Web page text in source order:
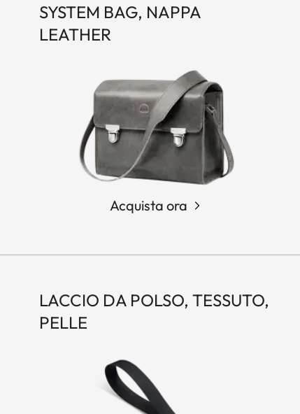
SYSTEM BAG, NAPPA
LEATHER
Acquista ora
LACCIO DA POLSO, TESSUTO,
PELLE